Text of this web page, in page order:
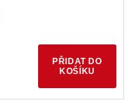
PŘIDAT DO
KOŠÍKU